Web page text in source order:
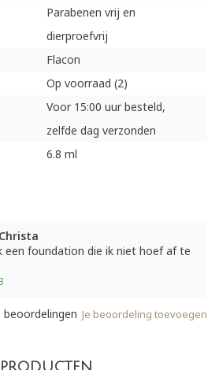
Parabenen vrij en
dierproefvrij
Flacon
Op voorraad (2)
Voor 15:00 uur besteld,
zelfde dag verzonden
6.8 ml
een foundation die ik niet hoef af te
Je beoordeling toevoegen
beoordelingen